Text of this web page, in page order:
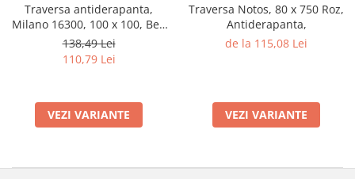
Traversa antiderapanta,
Milano 16300, 100 x 100, Bej,
Grosime 4 mm
138,49 Lei
110,79 Lei
VEZI VARIANTE
Traversa Notos, 80 x 750 Roz,
Antiderapanta,
de la 115,08 Lei
VEZI VARIANTE